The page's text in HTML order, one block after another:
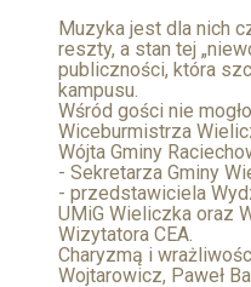
Muzyka jest dla nich
reszty, a stan tej
publiczności, która
kampusu.
Wśród gości nie
Wiceburmistrza
Wójta Gminy
- Sekretarza Gminy
- przedstawiciela
UMiG Wieliczka oraz
Wizytatora CEA.
Charyzmą i
Wojtarowicz, Paweł